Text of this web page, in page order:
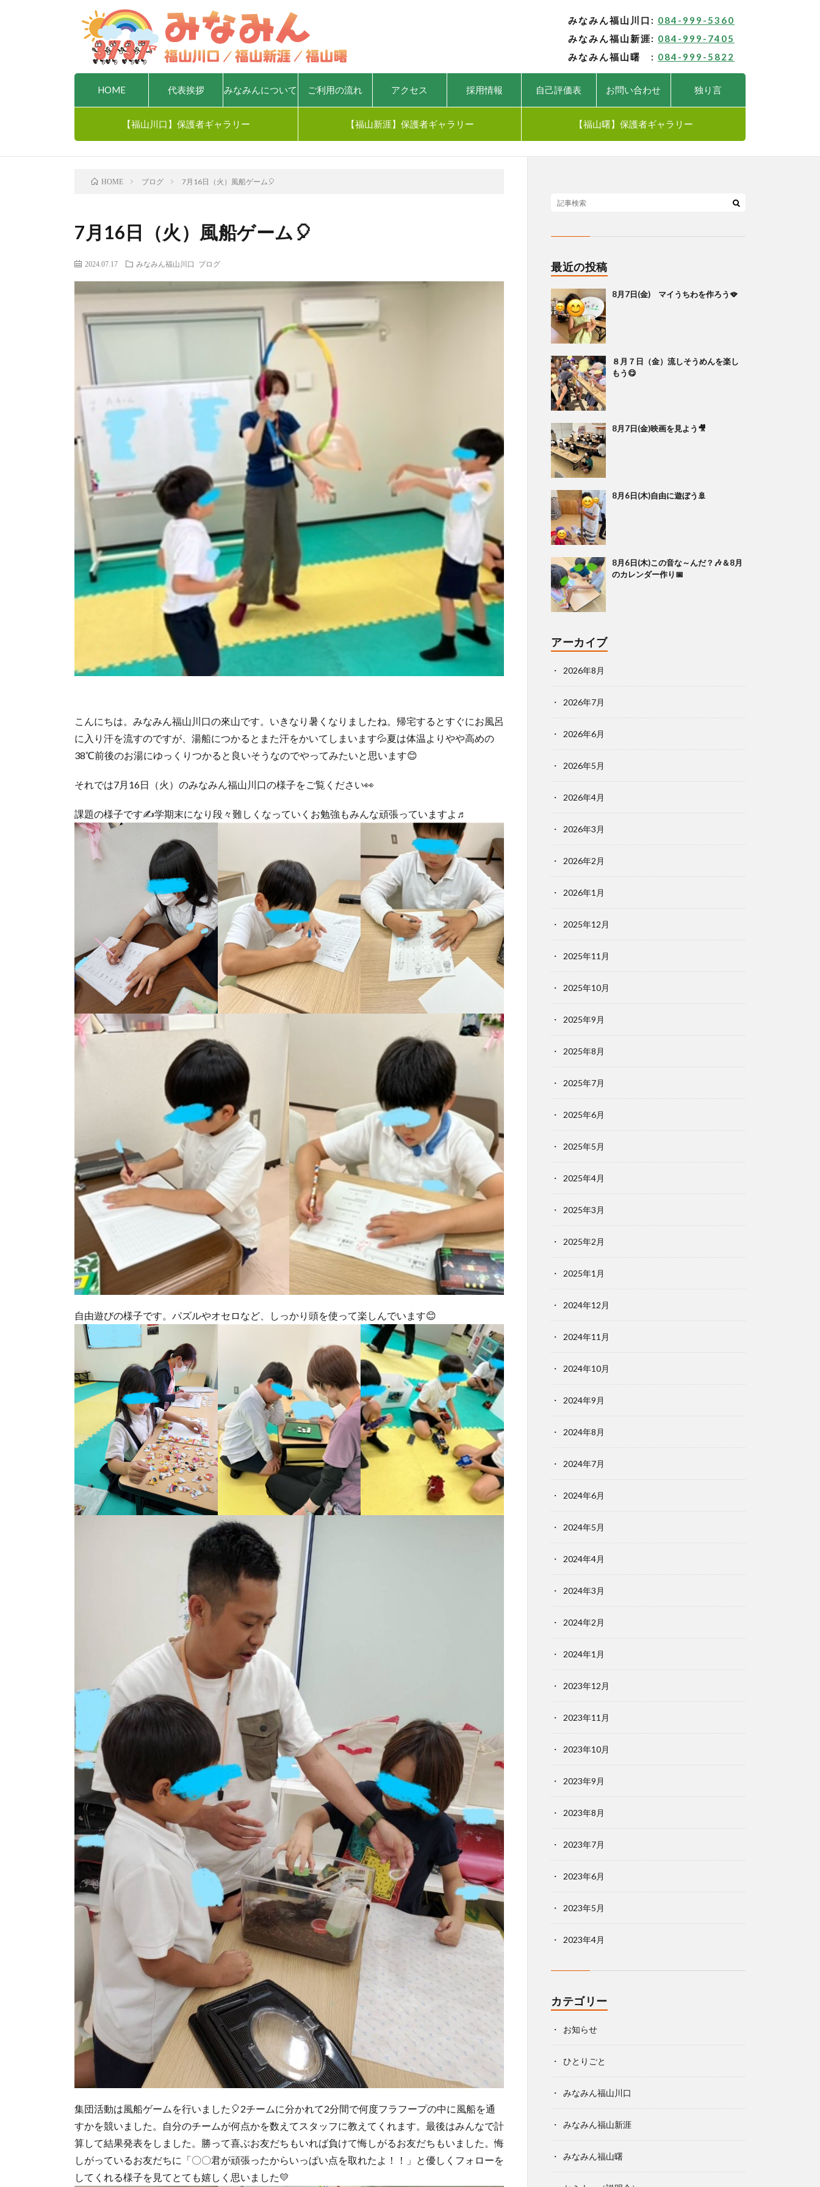
みなみん福山川口: 084-999-5360
みなみん福山新涯: 084-999-7405
みなみん福山曙 : 084-999-5822
HOME 代表挨拶 みなみんについて ご利用の流れ アクセス 採用情報 自己評価表 お問い合わせ 独り言
【福山川口】保護者ギャラリー 【福山新涯】保護者ギャラリー 【福山曙】保護者ギャラリー
HOME ブログ 7月16日（火）風船ゲーム🎈
7月16日（火）風船ゲーム🎈
2024.07.17 みなみん福山川口 ブログ
こんにちは。みなみん福山川口の來山です。いきなり暑くなりましたね。帰宅するとすぐにお風呂
に入り汗を流すのですが、湯船につかるとまた汗をかいてしまいます💦夏は体温よりやや高めの
38℃前後のお湯にゆっくりつかると良いそうなのでやってみたいと思います😊
それでは7月16日（火）のみなみん福山川口の様子をご覧ください👀
課題の様子です✍学期末になり段々難しくなっていくお勉強もみんな頑張っていますよ♬
自由遊びの様子です。パズルやオセロなど、しっかり頭を使って楽しんでいます😊
集団活動は風船ゲームを行いました🎈2チームに分かれて2分間で何度フラフープの中に風船を通
すかを競いました。自分のチームが何点かを数えてスタッフに教えてくれます。最後はみんなで計
算して結果発表をしました。勝って喜ぶお友だちもいれば負けて悔しがるお友だちもいました。悔
しがっているお友だちに「〇〇君が頑張ったからいっぱい点を取れたよ！！」と優しくフォローを
してくれる様子を見てとても嬉しく思いました💛
最近の投稿
8月7日(金) マイうちわを作ろう🪭
８月７日（金）流しそうめんを楽し
もう😋
8月7日(金)映画を見よう🎥
8月6日(木)自由に遊ぼう🚢
8月6日(木)この音な～んだ？🎶＆8月
のカレンダー作り📅
アーカイブ
2026年8月
2026年7月
2026年6月
2026年5月
2026年4月
2026年3月
2026年2月
2026年1月
2025年12月
2025年11月
2025年10月
2025年9月
2025年8月
2025年7月
2025年6月
2025年5月
2025年4月
2025年3月
2025年2月
2025年1月
2024年12月
2024年11月
2024年10月
2024年9月
2024年8月
2024年7月
2024年6月
2024年5月
2024年4月
2024年3月
2024年2月
2024年1月
2023年12月
2023年11月
2023年10月
2023年9月
2023年8月
2023年7月
2023年6月
2023年5月
2023年4月
カテゴリー
お知らせ
ひとりごと
みなみん福山川口
みなみん福山新涯
みなみん福山曙